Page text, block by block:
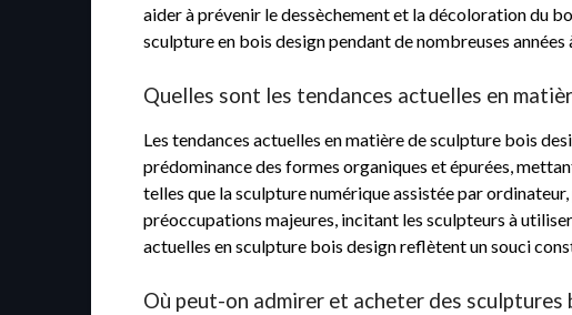
aider à prévenir le dessèchement et la décoloration du
sculpture en bois design pendant de nombreuses années
Quelles sont les tendances actuelles en
Les tendances actuelles en matière de sculpture bois
prédominance des formes organiques et épurées,
telles que la sculpture numérique assistée par
préoccupations majeures, incitant les sculpteurs à
actuelles en sculpture bois design reflètent un souci
Où peut-on admirer et acheter des sculptures